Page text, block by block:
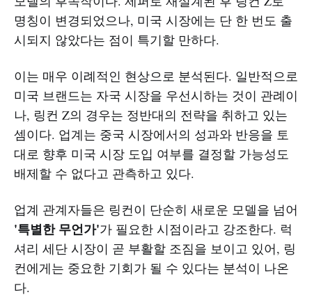
명칭이 변경되었으나, 미국 시장에는 단 한 번도 출
시되지 않았다는 점이 특기할 만하다.
이는 매우 이례적인 현상으로 분석된다. 일반적으로
미국 브랜드는 자국 시장을 우선시하는 것이 관례이
나, 링컨 Z의 경우는 정반대의 전략을 취하고 있는
셈이다. 업계는 중국 시장에서의 성과와 반응을 토
대로 향후 미국 시장 도입 여부를 결정할 가능성도
배제할 수 없다고 관측하고 있다.
업계 관계자들은 링컨이 단순히 새로운 모델을 넘어
'특별한 무언가'가 필요한 시점이라고 강조한다. 럭
셔리 세단 시장이 곧 부활할 조짐을 보이고 있어, 링
컨에게는 중요한 기회가 될 수 있다는 분석이 나온
다.